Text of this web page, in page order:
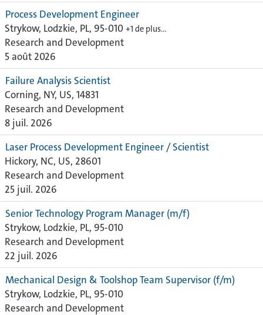
Process Development Engineer
Strykow, Lodzkie, PL, 95-010 +1 de plus…
Research and Development
5 août 2026
Failure Analysis Scientist
Corning, NY, US, 14831
Research and Development
8 juil. 2026
Laser Process Development Engineer / Scientist
Hickory, NC, US, 28601
Research and Development
25 juil. 2026
Senior Technology Program Manager (m/f)
Strykow, Lodzkie, PL, 95-010
Research and Development
22 juil. 2026
Mechanical Design & Toolshop Team Supervisor (f/m)
Strykow, Lodzkie, PL, 95-010
Research and Development